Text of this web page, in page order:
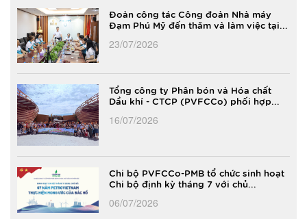
Đoàn công tác Công đoàn Nhà máy
Đạm Phú Mỹ đến thăm và làm việc tại...
23/07/2026
Tổng công ty Phân bón và Hóa chất
Dầu khí - CTCP (PVFCCo) phối hợp...
16/07/2026
Chi bộ PVFCCo-PMB tổ chức sinh hoạt
Chi bộ định kỳ tháng 7 với chủ...
06/07/2026